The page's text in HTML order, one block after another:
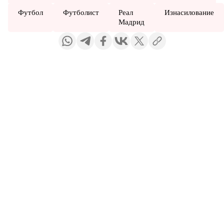
Футбол Футболист
Реал
Мадрид
Изнасилование